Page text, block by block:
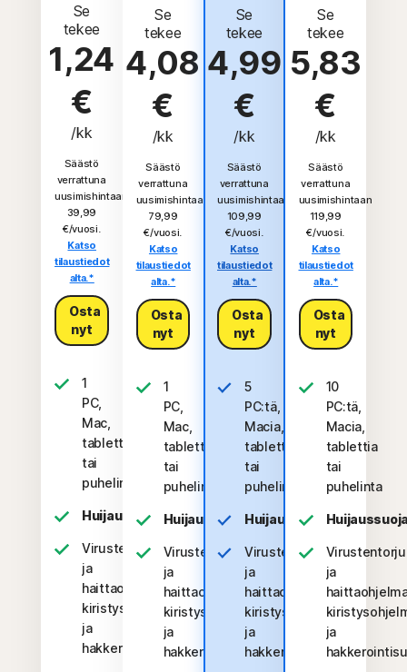
Se
tekee
1,24
€
/kk
Säästö
verrattuna
uusimishintaan
39,99
€/vuosi.
Katso
tilaustiedot
alta.*
Osta
nyt
1
PC,
Mac,
tabletti
tai
puhelin
Huijaussuoja
Virustentorjunta
ja
haittaohjelma-,
kiristysohjelma-
ja
hakkerointisuojaus
Se
tekee
4,08
€
/kk
Säästö
verrattuna
uusimishintaan
79,99
€/vuosi.
Katso
tilaustiedot
alta.*
Osta
nyt
1
PC,
Mac,
tabletti
tai
puhelin
Huijaussuoja
Virustentorjunta
ja
haittaohjelma-,
kiristysohjelma-
ja
hakkerointisuojaus
Se
tekee
4,99
€
/kk
Säästö
verrattuna
uusimishintaan
109,99
€/vuosi.
Katso
tilaustiedot
alta.*
Osta
nyt
5
PC:tä,
Macia,
tablettia
tai
puhelinta
Huijaussuoja
Virustentorjunta
ja
haittaohjelma-,
kiristysohjelma-
ja
hakkerointisuojaus
Se
tekee
5,83
€
/kk
Säästö
verrattuna
uusimishintaan
119,99
€/vuosi.
Katso
tilaustiedot
alta.*
Osta
nyt
10
PC:tä,
Macia,
tablettia
tai
puhelinta
ja
ja